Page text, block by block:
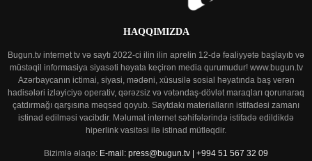
HAQQIMIZDA
Bugun.tv internet tv və saytı 2022-ci ilin ilin aprelin 12-də fəaliyyətə başlayıb və
müstəqil informasiya siyasəti həyata keçirən media qurumudur! www.bugun.tv
Azərbaycanın ictimai, siyasi, mədəni, xüsusilə sosial həyatında baş verən
hadisələri izləyiciyə operativ, qərəzsiz və vətəndaş-dövlət maraqları qorunaraq
çatdırmağı qarşısına məqsəd qoyub. Saytdakı materialların istifadəsi zamanı
istinad edilməsi vacibdir. Məlumat internet səhifələrində istifadə edildikdə
hiperlink vasitəsi ilə istinad mütləqdir.
Bizimlə əlaqə: E-mail: press@bugun.tv | +994 51 567 32 09